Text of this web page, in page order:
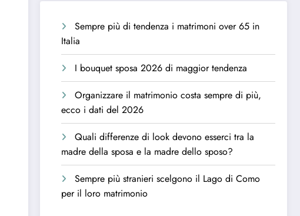
Sempre più di tendenza i matrimoni over 65 in
Italia
I bouquet sposa 2026 di maggior tendenza
Organizzare il matrimonio costa sempre di più,
ecco i dati del 2026
Quali differenze di look devono esserci tra la
madre della sposa e la madre dello sposo?
Sempre più stranieri scelgono il Lago di Como
per il loro matrimonio